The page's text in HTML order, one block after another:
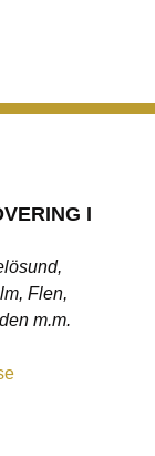
I
Flen,
m.m.